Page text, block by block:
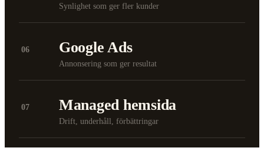
Synlighet som ger fler kunder
06 Google Ads
Annonsering som ger resultat
07 Managed hemsida
Drift, underhåll, förbättringar